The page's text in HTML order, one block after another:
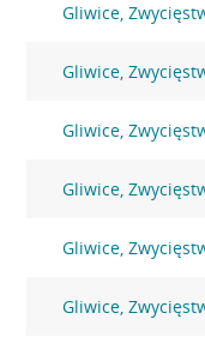
Gliwice,
Gliwice,
Gliwice,
Gliwice,
Gliwice,
Gliwice,